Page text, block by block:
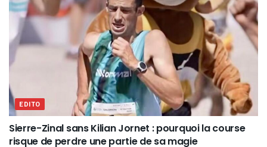
EDITO
Sierre-Zinal sans Kilian Jornet : pourquoi la course
risque de perdre une partie de sa magie